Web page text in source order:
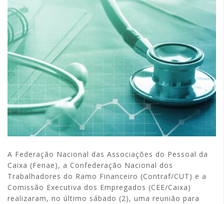
A Federação Nacional das Associações do Pessoal da
Caixa (Fenae), a Confederação Nacional dos
Trabalhadores do Ramo Financeiro (Contraf/CUT) e a
Comissão Executiva dos Empregados (CEE/Caixa)
realizaram, no último sábado (2), uma reunião para